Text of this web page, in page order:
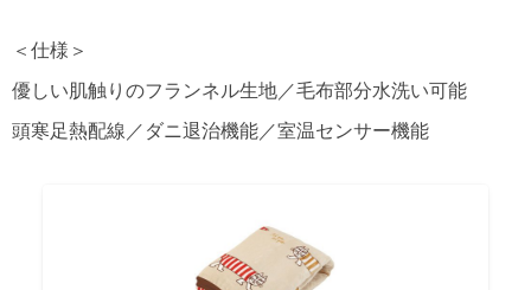
＜仕様＞
優しい肌触りのフランネル生地／毛布部分水洗い可能
頭寒足熱配線／ダニ退治機能／室温センサー機能